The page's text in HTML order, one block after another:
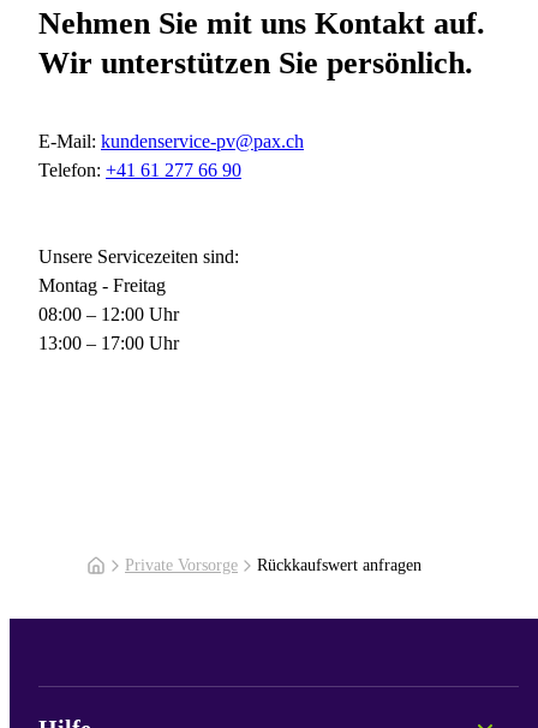
Nehmen Sie mit uns Kontakt auf.
Wir unterstützen Sie persönlich.
E-Mail: kundenservice-pv@pax.ch
Telefon: +41 61 277 66 90
Unsere Servicezeiten sind:
Montag - Freitag
08:00 – 12:00 Uhr
13:00 – 17:00 Uhr
Private Vorsorge Rückkaufswert anfragen